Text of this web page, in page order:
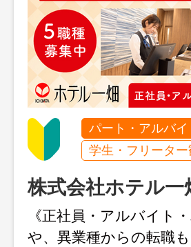
パート・アルバイ
学生・フリーター
株式会社ホテル一
《正社員・アルバイト
や、異業種からの転職